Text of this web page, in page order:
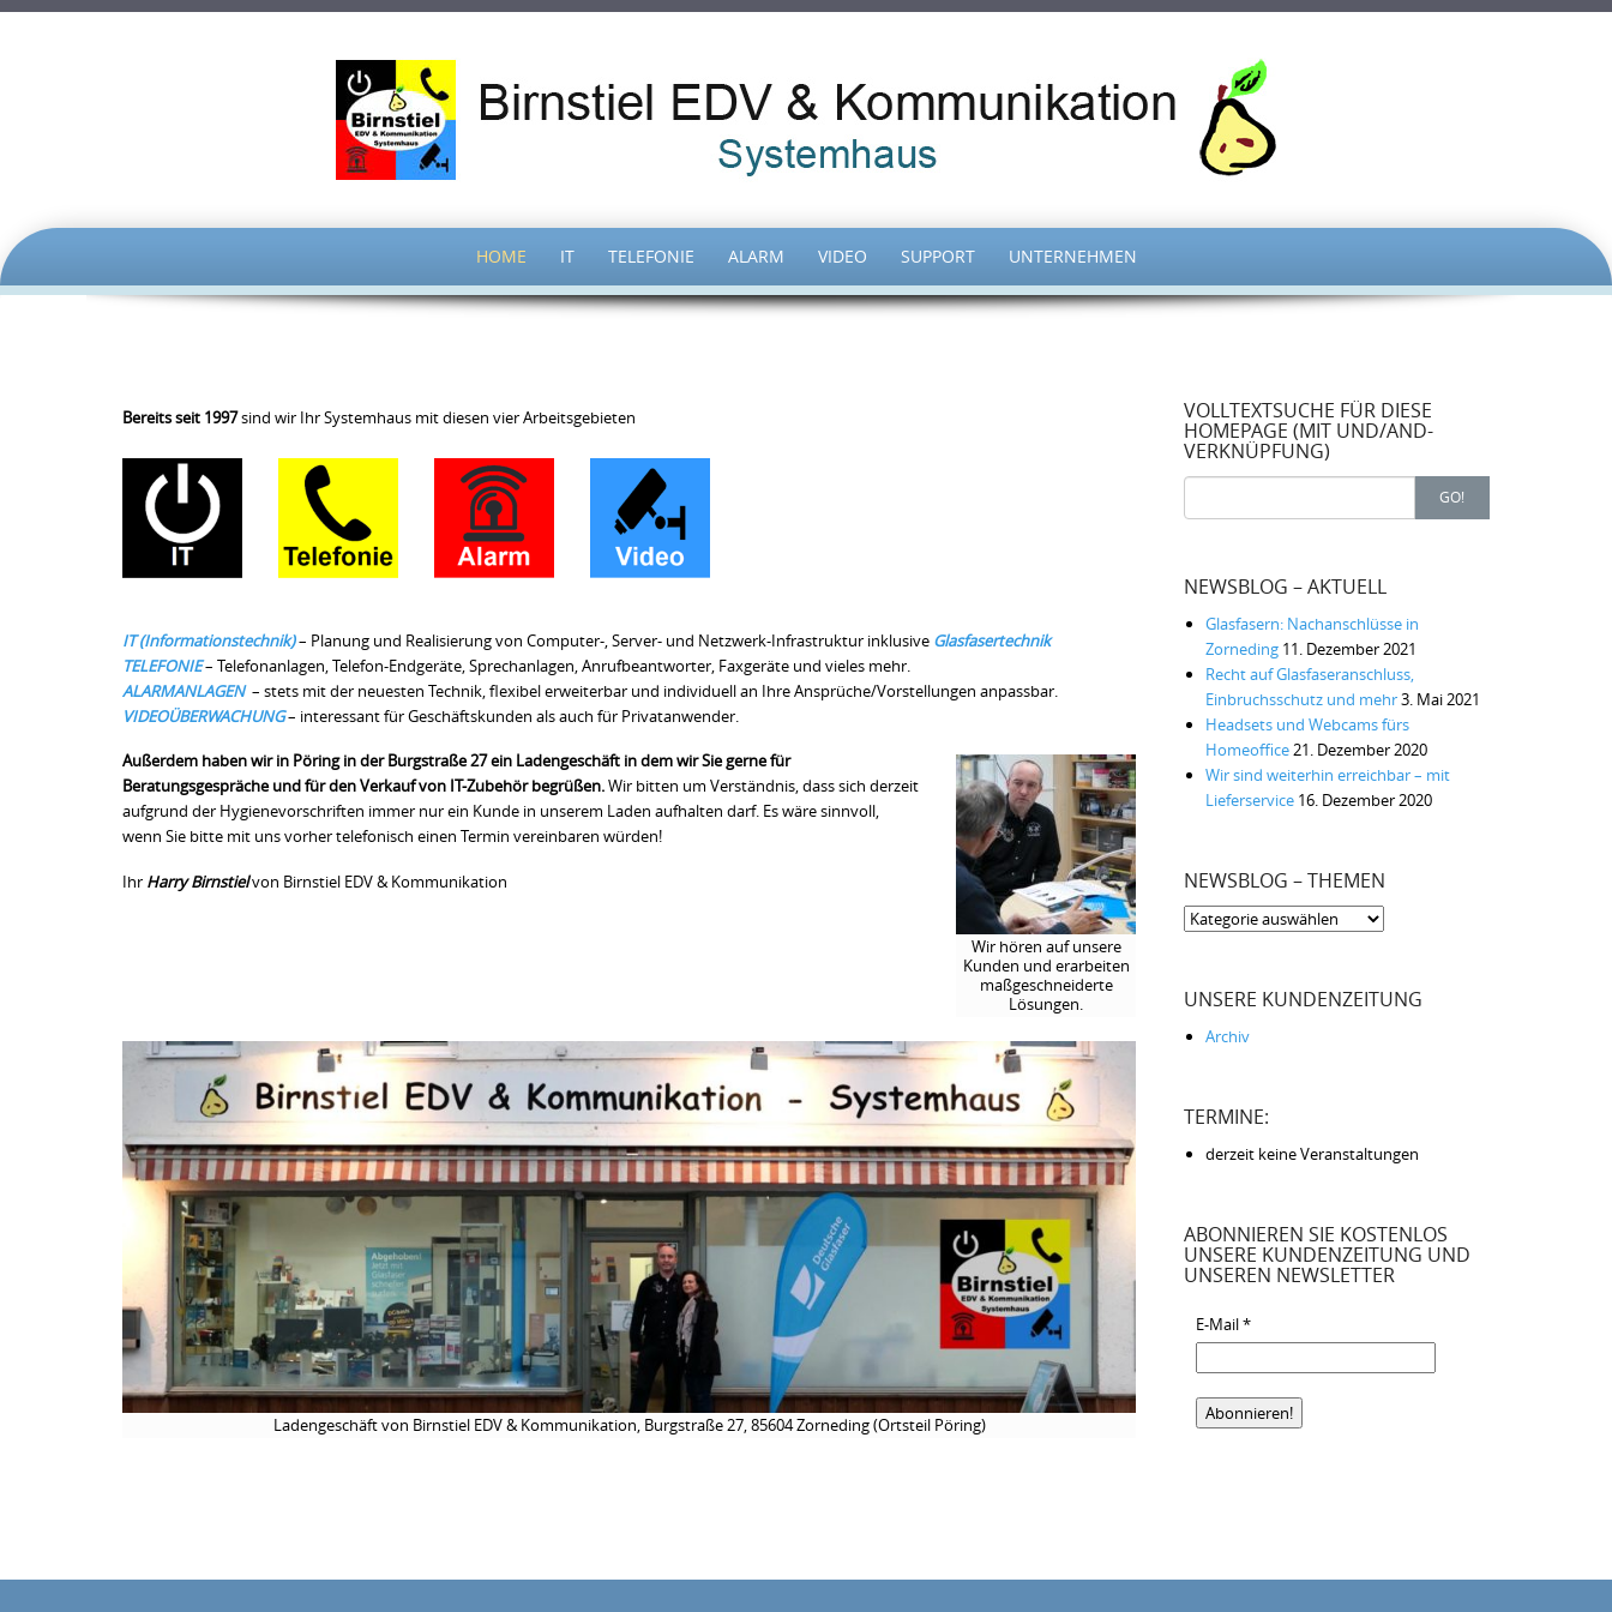
CONTENT
HOME IT TELEFONIE ALARM VIDEO SUPPORT UNTERNEHMEN
Bereits seit 1997sind wir Ihr Systemhaus mit diesen vier Arbeitsgebieten
IT (Informationstechnik)– Planung und Realisierung von Computer-, Server- und Netzwerk-Infrastruktur inklusive Glasfasertechnik
TELEFONIE– Telefonanlagen, Telefon-Endgeräte, Sprechanlagen, Anrufbeantworter, Faxgeräte und vieles mehr.
ALARMANLAGEN– stets mit der neuesten Technik, flexibel erweiterbar und individuell an Ihre Ansprüche/Vorstellungen anpassbar.
VIDEOÜBERWACHUNG– interessant für Geschäftskunden als auch für Privatanwender.
Wir hören auf unsere
Kunden und erarbeiten
maßgeschneiderte
Lösungen.
Außerdem haben wir in Pöring in der Burgstraße 27 ein Ladengeschäft in dem wir Sie gerne für
Beratungsgespräche und für den Verkauf von IT-Zubehör begrüßen.Wir bitten um Verständnis, dass sich derzeit
aufgrund der Hygienevorschriften immer nur ein Kunde in unserem Laden aufhalten darf. Es wäre sinnvoll,
wenn Sie bitte mit uns vorher telefonisch einen Termin vereinbaren würden!
Ihr Harry Birnstielvon Birnstiel EDV & Kommunikation
Ladengeschäft von Birnstiel EDV & Kommunikation, Burgstraße 27, 85604 Zorneding (Ortsteil Pöring)
VOLLTEXTSUCHE FÜR DIESE
HOMEPAGE (MIT UND/AND-
VERKNÜPFUNG)
Search
for:
GO!
NEWSBLOG – AKTUELL
Glasfasern: Nachanschlüsse in
Zorneding 11. Dezember 2021
Recht auf Glasfaseranschluss,
Einbruchsschutz und mehr3. Mai 2021
Headsets und Webcams fürs
Homeoffice 21. Dezember 2020
Wir sind weiterhin erreichbar – mit
Lieferservice 16. Dezember 2020
NEWSBLOG – THEMEN
Newsblog
UNSERE KUNDENZEITUNG
Archiv
TERMINE:
derzeit keine Veranstaltungen
ABONNIEREN SIE KOSTENLOS
UNSERE KUNDENZEITUNG UND
UNSEREN NEWSLETTER
E-Mail*